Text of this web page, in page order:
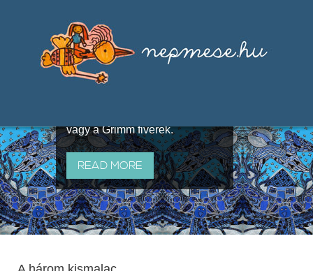
útján terjedő elbeszélésekből,
melyeket olyan ismert gyűjtők
állítottak össze, mint Benedek
vagy a Grimm fivérek.
READ MORE